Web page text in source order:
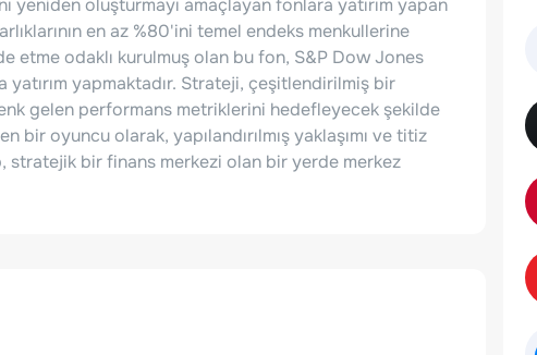
yeniden oluşturmayı amaçlayan fonlara yatırım yapan
en az %80'ini temel endeks menkullerine
etme odaklı kurulmuş olan bu fon, S&P Dow Jones
yapmaktadır. Strateji, çeşitlendirilmiş bir
gelen performans metriklerini hedefleyecek şekilde
bir oyuncu olarak, yapılandırılmış yaklaşımı ve titiz
stratejik bir finans merkezi olan bir yerde merkez